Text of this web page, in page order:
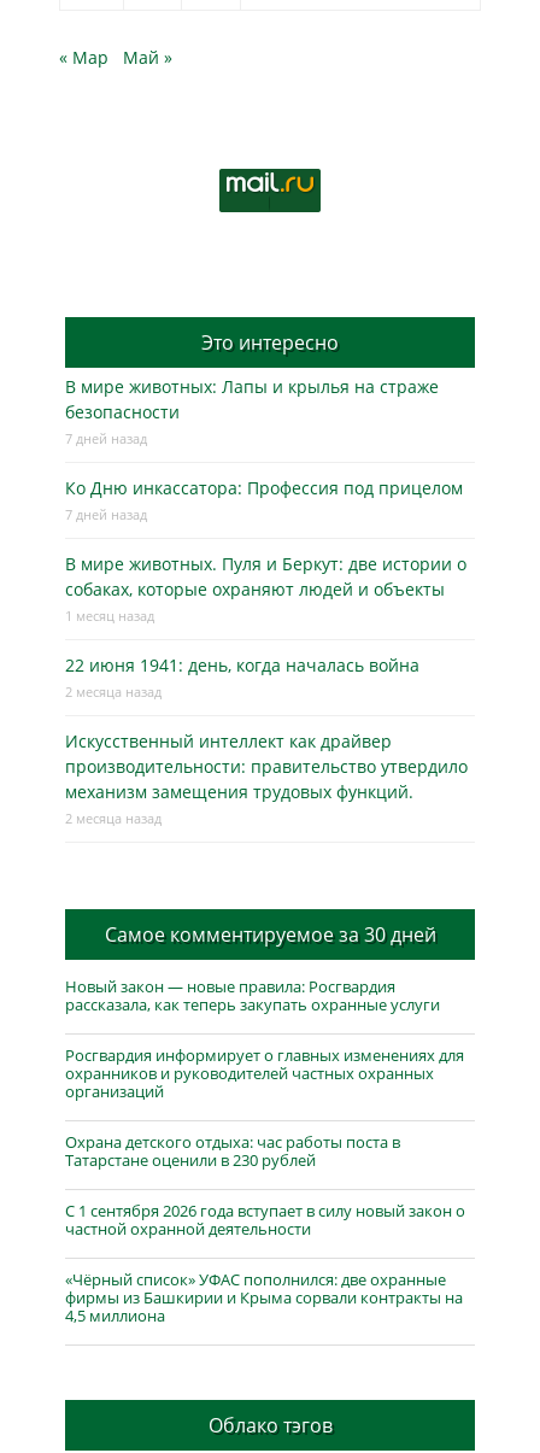
« Мар Май »
Это интересно
В мире животных: Лапы и крылья на страже
безопасности
7 дней назад
Ко Дню инкассатора: Профессия под прицелом
7 дней назад
В мире животных. Пуля и Беркут: две истории о
собаках, которые охраняют людей и объекты
1 месяц назад
22 июня 1941: день, когда началась война
2 месяца назад
Искусственный интеллект как драйвер
производительности: правительство утвердило
механизм замещения трудовых функций.
2 месяца назад
Самое комментируемое за 30 дней
Новый закон — новые правила: Росгвардия
рассказала, как теперь закупать охранные услуги
Росгвардия информирует о главных изменениях для
охранников и руководителей частных охранных
организаций
Охрана детского отдыха: час работы поста в
Татарстане оценили в 230 рублей
С 1 сентября 2026 года вступает в силу новый закон о
частной охранной деятельности
«Чёрный список» УФАС пополнился: две охранные
фирмы из Башкирии и Крыма сорвали контракты на
4,5 миллиона
Облако тэгов